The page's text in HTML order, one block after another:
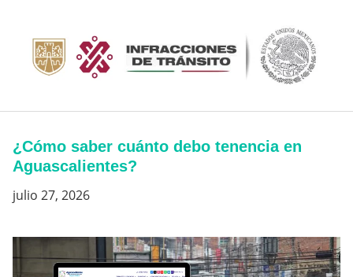
contenido
¿Cómo saber cuánto debo tenencia en
Aguascalientes?
julio 27, 2026